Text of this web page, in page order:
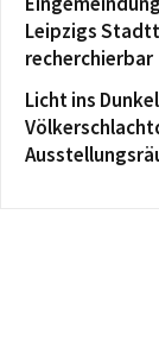
Leipzigs
recherchierbar
Licht ins